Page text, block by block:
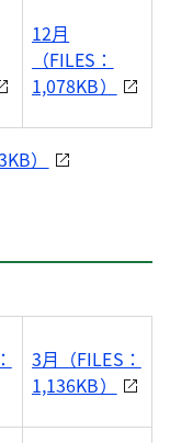
12月
（FILES：
1,078KB）
）
3月（FILES：
1,136KB）